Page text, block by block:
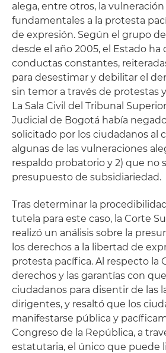
alega, entre otros, la
fundamentales a la protesta
de expresión. Según el grupo
desde el año 2005, el Estado ha
conductas constantes,
para desestimar y debilitar el
sin temor a través de protestas
La Sala Civil del Tribunal
Judicial de Bogotá había
solicitado por los ciudadanos al
algunas de las vulneraciones
respaldo probatorio y 2) que no
presupuesto de subsidiariedad.
Tras determinar la
tutela para este caso, la Corte
realizó un análisis sobre la
los derechos a la libertad de
protesta pacífica. Al respecto la
derechos y las garantías con
ciudadanos para disentir de las
dirigentes, y resaltó que los
manifestarse pública y
Congreso de la República, a
estatutaria, el único que puede